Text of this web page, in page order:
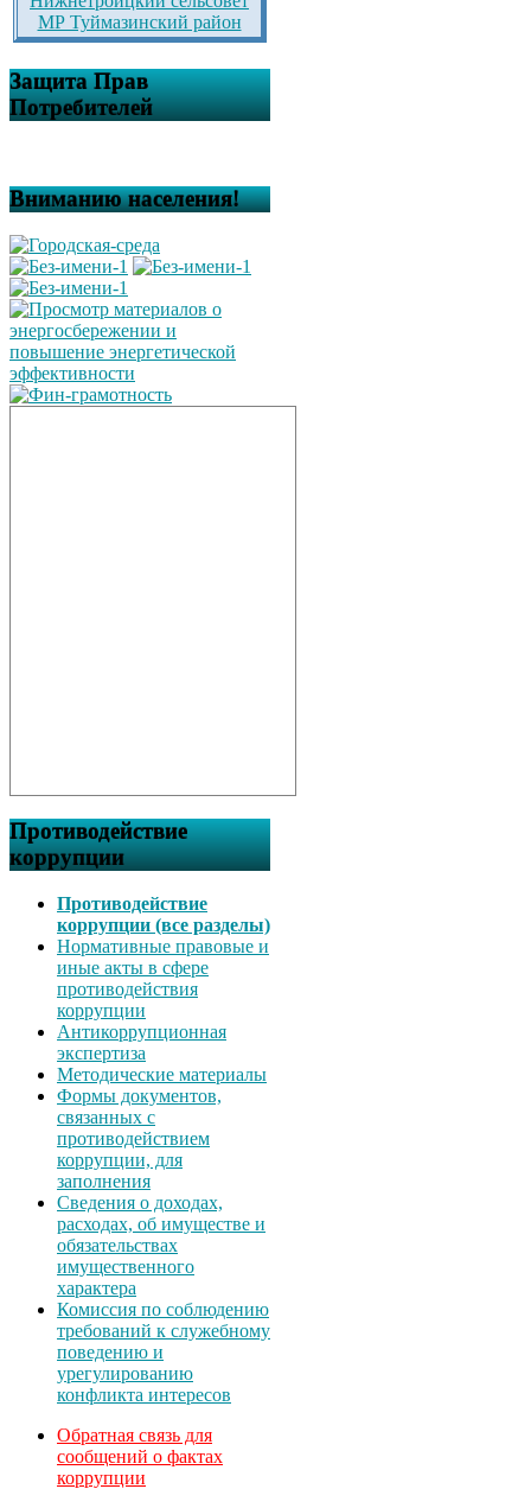
МР Туймазинский район
Защита Прав
Потребителей
Вниманию населения!
Противодействие
коррупции
Противодействие
коррупции (все разделы)
Нормативные правовые и
иные акты в сфере
противодействия
коррупции
Антикоррупционная
экспертиза
Методические материалы
Формы документов,
связанных с
противодействием
коррупции, для
заполнения
Сведения о доходах,
расходах, об имуществе и
обязательствах
имущественного
характера
Комиссия по соблюдению
требований к служебному
поведению и
урегулированию
конфликта интересов
Обратная связь для
сообщений о фактах
коррупции